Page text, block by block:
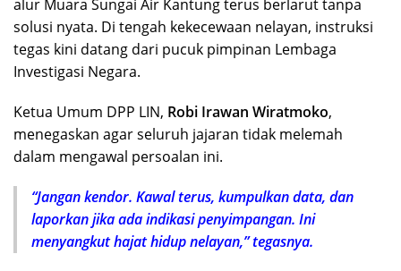
alur Muara Sungai Air Kantung terus berlarut tanpa
solusi nyata. Di tengah kekecewaan nelayan, instruksi
tegas kini datang dari pucuk pimpinan Lembaga
Investigasi Negara.
Ketua Umum DPP LIN, Robi Irawan Wiratmoko,
menegaskan agar seluruh jajaran tidak melemah
dalam mengawal persoalan ini.
“Jangan kendor. Kawal terus, kumpulkan data, dan
laporkan jika ada indikasi penyimpangan. Ini
menyangkut hajat hidup nelayan,” tegasnya.